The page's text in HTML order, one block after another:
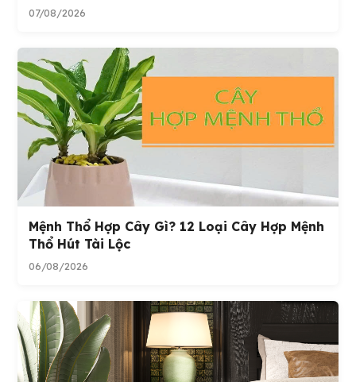
07/08/2026
Mệnh Thổ Hợp Cây Gì? 12 Loại Cây Hợp Mệnh
Thổ Hút Tài Lộc
06/08/2026